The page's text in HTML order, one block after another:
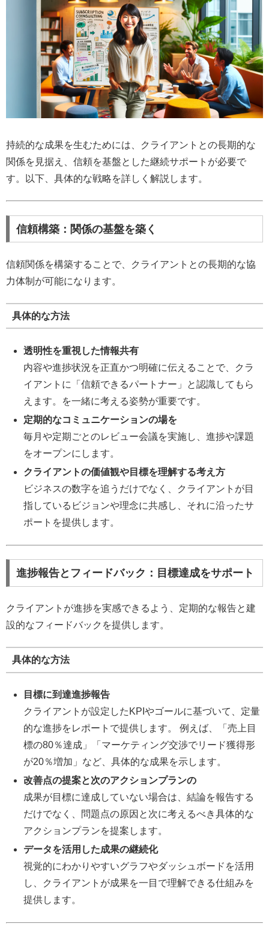
持続的な成果を生むためには、クライアントとの長期的な
関係を見据え、信頼を基盤とした継続サポートが必要で
す。以下、具体的な戦略を詳しく解説します。
信頼構築：関係の基盤を築く
信頼関係を構築することで、クライアントとの長期的な協
力体制が可能になります。
具体的な方法
透明性を重視した情報共有
内容や進捗状況を正直かつ明確に伝えることで、クラ
イアントに「信頼できるパートナー」と認識してもら
えます。を一緒に考える姿勢が重要です。
定期的なコミュニケーションの場を
毎月や定期ごとのレビュー会議を実施し、進捗や課題
をオープンにします。
クライアントの価値観や目標を理解する考え方
ビジネスの数字を追うだけでなく、クライアントが目
指しているビジョンや理念に共感し、それに沿ったサ
ポートを提供します。
進捗報告とフィードバック：目標達成をサポート
クライアントが進捗を実感できるよう、定期的な報告と建
設的なフィードバックを提供します。
具体的な方法
目標に到達進捗報告
クライアントが設定したKPIやゴールに基づいて、定量
的な進捗をレポートで提供します。 例えば、「売上目
標の80％達成」「マーケティング交渉でリード獲得形
が20％増加」など、具体的な成果を示します。
改善点の提案と次のアクションプランの
成果が目標に達成していない場合は、結論を報告する
だけでなく、問題点の原因と次に考えるべき具体的な
アクションプランを提案します。
データを活用した成果の継続化
視覚的にわかりやすいグラフやダッシュボードを活用
し、クライアントが成果を一目で理解できる仕組みを
提供します。